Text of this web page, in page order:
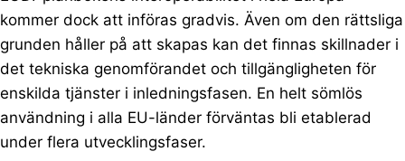
kommer dock att införas gradvis. Även om den rättsliga
grunden håller på att skapas kan det finnas skillnader i
det tekniska genomförandet och tillgängligheten för
enskilda tjänster i inledningsfasen. En helt sömlös
användning i alla EU-länder förväntas bli etablerad
under flera utvecklingsfaser.